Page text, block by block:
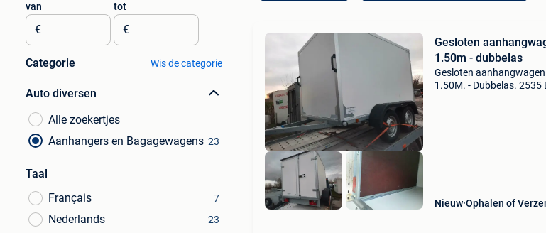
van
€
tot
€
Categorie Wis de categorie
Auto diversen
Alle zoekertjes
Aanhangers en Bagagewagens 23
Taal
Français
7
Nederlands 23
Gesloten
1.50m - dubbelas
Gesloten
1.50M. - Dubbelas.
Nieuw Ophalen of